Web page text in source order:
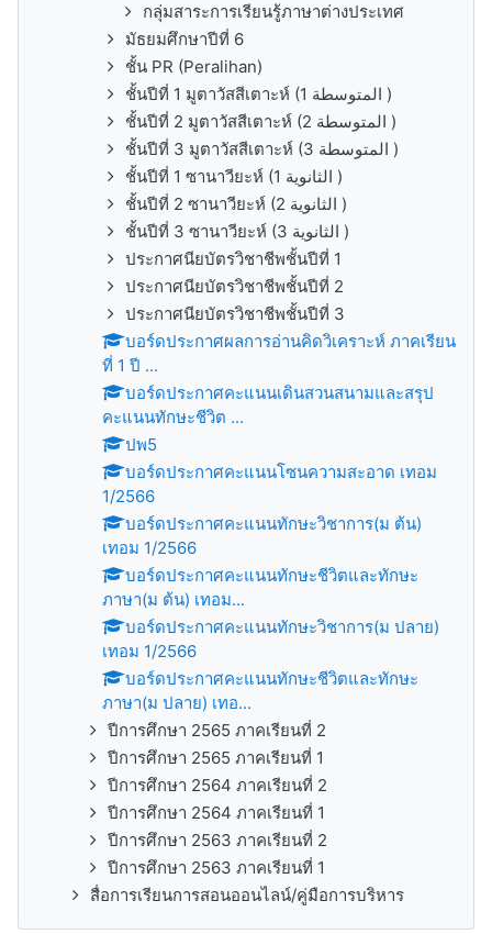
กลุ่มสาระการเรียนรู้ภาษาต่างประเทศ
มัธยมศึกษาปีที่ 6
ชั้น PR (Peralihan)
ชั้นปีที่ 1 มูตาวัสสีเตาะห์ (1 المتوسطة )
ชั้นปีที่ 2 มูตาวัสสีเตาะห์ (2 المتوسطة )
ชั้นปีที่ 3 มูตาวัสสีเตาะห์ (3 المتوسطة )
ชั้นปีที่ 1 ซานาวียะห์ (1 الثانوية )
ชั้นปีที่ 2 ซานาวียะห์ (2 الثانوية )
ชั้นปีที่ 3 ซานาวียะห์ (3 الثانوية )
ประกาศนียบัตรวิชาชีพชั้นปีที่ 1
ประกาศนียบัตรวิชาชีพชั้นปีที่ 2
ประกาศนียบัตรวิชาชีพชั้นปีที่ 3
บอร์ดประกาศผลการอ่านคิดวิเคราะห์ ภาคเรียน
ที่ 1 ปี ...
บอร์ดประกาศคะแนนเดินสวนสนามและสรุป
คะแนนทักษะชีวิต ...
ปพ5
บอร์ดประกาศคะแนนโซนความสะอาด เทอม
1/2566
บอร์ดประกาศคะแนนทักษะวิชาการ(ม ต้น)
เทอม 1/2566
บอร์ดประกาศคะแนนทักษะชีวิตและทักษะ
ภาษา(ม ต้น) เทอม...
บอร์ดประกาศคะแนนทักษะวิชาการ(ม ปลาย)
เทอม 1/2566
บอร์ดประกาศคะแนนทักษะชีวิตและทักษะ
ภาษา(ม ปลาย) เทอ...
ปีการศึกษา 2565 ภาคเรียนที่ 2
ปีการศึกษา 2565 ภาคเรียนที่ 1
ปีการศึกษา 2564 ภาคเรียนที่ 2
ปีการศึกษา 2564 ภาคเรียนที่ 1
ปีการศึกษา 2563 ภาคเรียนที่ 2
ปีการศึกษา 2563 ภาคเรียนที่ 1
สื่อการเรียนการสอนออนไลน์/คู่มือการบริหาร